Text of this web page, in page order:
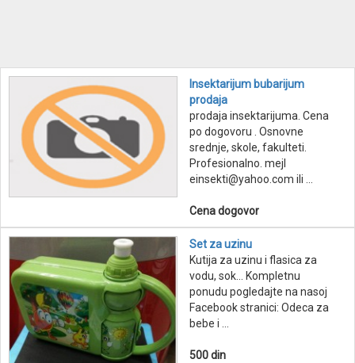
Insektarijum bubarijum
prodaja
prodaja insektarijuma. Cena
po dogovoru . Osnovne
srednje, skole, fakulteti.
Profesionalno. mejl
einsekti@yahoo.com ili ...
Cena dogovor
Set za uzinu
Kutija za uzinu i flasica za
vodu, sok... Kompletnu
ponudu pogledajte na nasoj
Facebook stranici: Odeca za
bebe i ...
500 din